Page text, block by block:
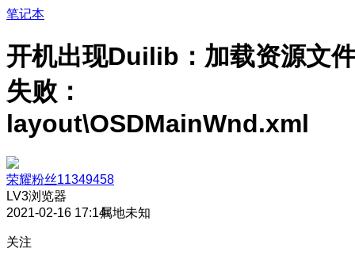
笔记本
开机出现Duilib：加载资源文
失败：
layout\OSDMainWnd.xml
荣耀粉丝11349458
LV3浏览器
2021-02-16 17:14属地未知
关注